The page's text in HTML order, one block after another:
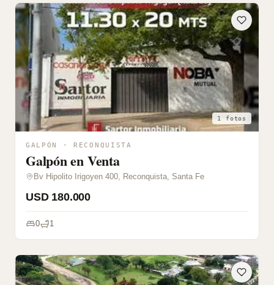
1 fotos
GALPÓN · RECONQUISTA
Galpón en Venta
Bv Hipolito Irigoyen 400, Reconquista, Santa Fe
USD 180.000
0 1